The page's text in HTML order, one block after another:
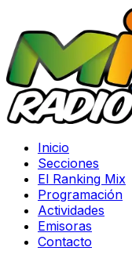
Inicio
Secciones
El Ranking Mix
Programación
Actividades
Emisoras
Contacto